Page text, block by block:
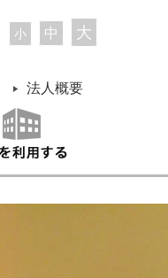
小 中 大
法人概要